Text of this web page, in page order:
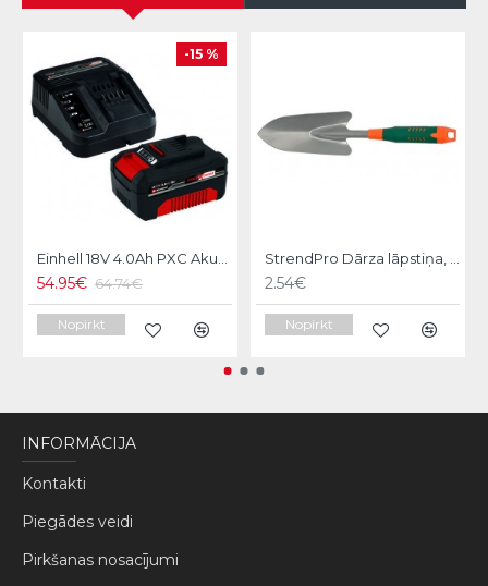
-15 %
Einhell 18V 4.0Ah PXC Akumulators+Lādētājs
54.95€ 64.74€
Nopirkt
StrendPro Dārza lāpstiņa, platā, Hobby
2.54€
Nopirkt
INFORMĀCIJA
Kontakti
Piegādes veidi
Pirkšanas nosacījumi